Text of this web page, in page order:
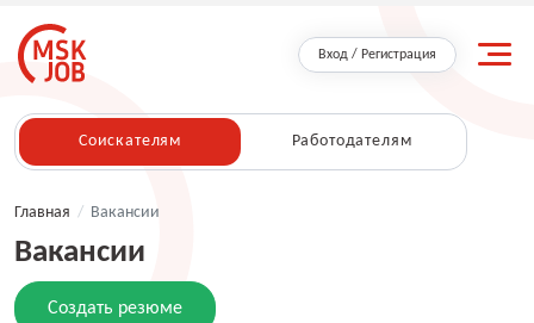
Вход / Регистрация
Соискателям Работодателям
Главная / Вакансии
Вакансии
Создать резюме